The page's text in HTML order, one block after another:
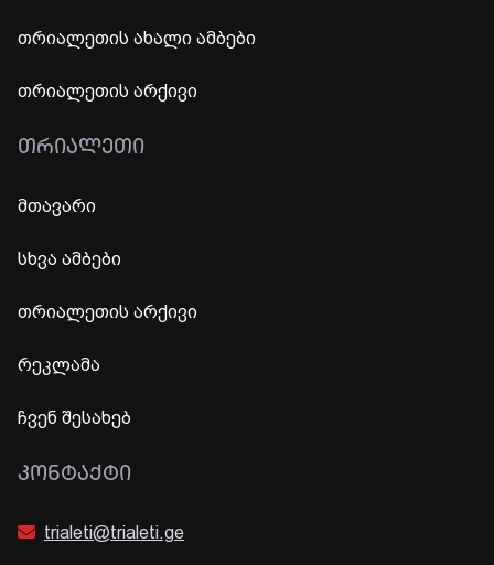
თრიალეთის ახალი ამბები
თრიალეთის არქივი
ᲗᲠᲘᲐᲚᲔᲗᲘ
მთავარი
სხვა ამბები
თრიალეთის არქივი
რეკლამა
ჩვენ შესახებ
ᲙᲝᲜᲢᲐᲥᲢᲘ
trialeti@trialeti.ge